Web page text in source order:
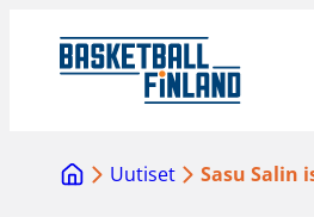
sisältöön
Uutiset Sasu Salin